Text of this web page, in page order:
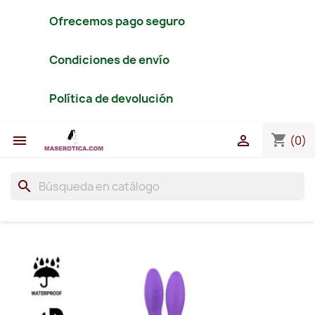
Ofrecemos pago seguro
Condiciones de envío
Política de devolución
 shopping_cart (0)

search